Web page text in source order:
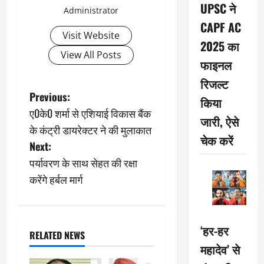
Administrator
Visit Website
View All Posts
P
o
s
t
v
Previous:
ए0के0 शर्मा से एशियाई विकास बैंक
के कंट्री डायरेक्टर ने की मुलाकात
Next:
पर्यावरण के साथ सेहत की रक्षा
करेंगे हर्बल मार्ग
RELATED NEWS
UPSC ने
CAPF AC
2025 का
फाइनल
रिजल्ट
किया
जारी, ऐसे
चेक करें
‘हर-हर
महादेव’ से